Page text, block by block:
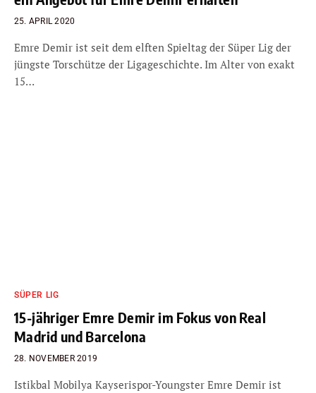
25. APRIL 2020
Emre Demir ist seit dem elften Spieltag der Süper Lig der
jüngste Torschütze der Ligageschichte. Im Alter von exakt
15…
SÜPER LIG
15-jähriger Emre Demir im Fokus von Real
Madrid und Barcelona
28. NOVEMBER 2019
Istikbal Mobilya Kayserispor-Youngster Emre Demir ist